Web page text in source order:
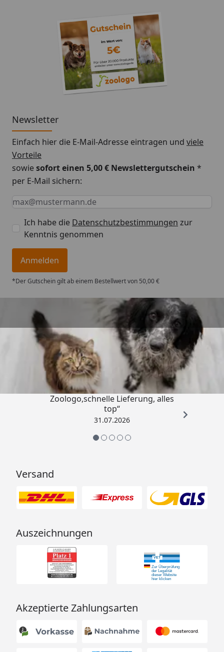
Newsletter
Einfach hier die E-Mail-Adresse eintragen und viele
Vorteile
sowiesofort einen 5,00 € Newslettergutschein *
per E-Mail sichern:
Keine Eingabe erforderlich
Eingabe erforderlich
E-Mail *
Ich habe die Datenschutzbestimmungen zur
Kenntnis genommen
Anmelden
*Der Gutschein gilt ab einem Bestellwert von 50,00 €
Trusted Shops
4,74/ 5
„Gute Erfahrung mit
Zoologo,schnelle Lieferung, alles
top“
31.07.2026
Versand
Auszeichnungen
Akzeptierte Zahlungsarten